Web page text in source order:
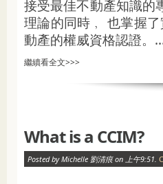
接受最佳不動產知識的
理論的同時﹐ 也掌握
動產的權威資格認證。
繼續看全文>>>
What is a CCIM?
Posted by Michelle 劉清痕 on 上午9:51.